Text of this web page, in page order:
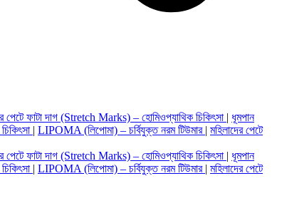
পেটে ফাটা দাগ (Stretch Marks) – হোমিওপ্যাথিক চিকিৎসা | ধূমপান
| LIPOMA (লিপোমা) – চর্বিযুক্ত নরম টিউমার | মহিলাদের পেটে
পেটে ফাটা দাগ (Stretch Marks) – হোমিওপ্যাথিক চিকিৎসা | ধূমপান
| LIPOMA (লিপোমা) – চর্বিযুক্ত নরম টিউমার | মহিলাদের পেটে